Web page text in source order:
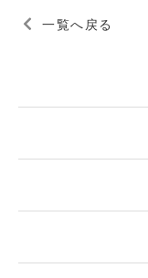
一覧へ戻る